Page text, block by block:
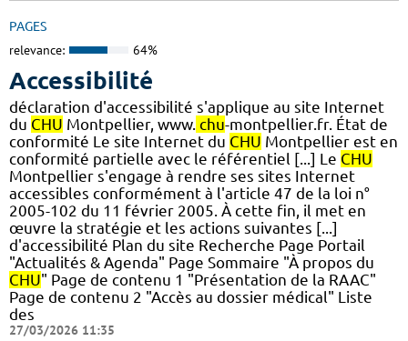
PAGES
relevance: 64%
Accessibilité
déclaration d'accessibilité s'applique au site Internet
du CHU Montpellier, www. chu-montpellier.fr. État de
conformité Le site Internet du CHU Montpellier est en
conformité partielle avec le référentiel [...] Le CHU
Montpellier s'engage à rendre ses sites Internet
accessibles conformément à l'article 47 de la loi n°
2005-102 du 11 février 2005. À cette fin, il met en
œuvre la stratégie et les actions suivantes [...]
d'accessibilité Plan du site Recherche Page Portail
"Actualités & Agenda" Page Sommaire "À propos du
CHU" Page de contenu 1 "Présentation de la RAAC"
Page de contenu 2 "Accès au dossier médical" Liste
des
27/03/2026 11:35